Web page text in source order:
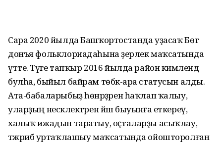
Сара 2020 йылда Башҡортостанда уҙасаҡ Бөтә
донъя фольклориадаһына әҙерлек маҡсатында
үтте. Тәүге тапҡыр 2016 йылда район кимәлендә
булһа, быйыл байрам төбәк-ара статусын алды.
Ата-бабаларыбыҙ һөнәрҙәрен һаҡлап ҡалыу,
уларҙың нескәлектәрен йәш быуынға еткереү,
халыҡ ижадын таратыу, оҫталарҙы асыҡлау,
тәжрибә уртаҡлашыу маҡсатында ойошторолған